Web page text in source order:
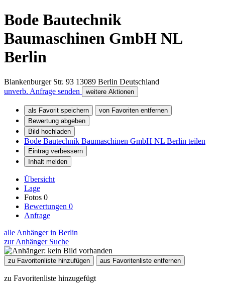
Bode Bautechnik
Baumaschinen GmbH NL
Berlin
Blankenburger Str. 93 13089 Berlin Deutschland
unverb. Anfrage senden
weitere Aktionen
als Favorit speichern
von Favoriten entfernen
Bewertung abgeben
Bild hochladen
Bode Bautechnik Baumaschinen GmbH NL Berlin teilen
Eintrag verbessern
Inhalt melden
Übersicht
Lage
Fotos 0
Bewertungen 0
Anfrage
alle Anhänger in Berlin
zur Anhänger Suche
zu Favoritenliste hinzufügen aus Favoritenliste entfernen
zu Favoritenliste hinzugefügt